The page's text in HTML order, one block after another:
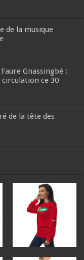
de la musique
Gnassingbé :
ce 30
de la tête des